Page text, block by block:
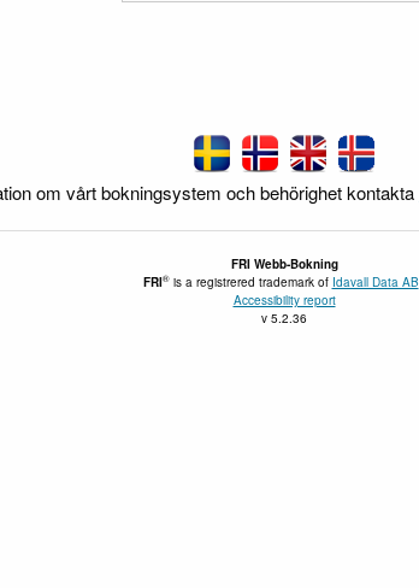
om vårt bokningsystem och behörighet kontakta
FRI Webb-Bokning
FRI® is a registrered trademark of Idavall Data AB
Accessibility report
v 5.2.36